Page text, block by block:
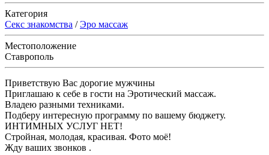
Категория
Секс знакомства /Эро массаж
Местоположение
Ставрополь
Приветствую Вас дорогие мужчины
Приглашаю к себе в гости на Эротический массаж.
Владею разными техниками.
Подберу интересную программу по вашему бюджету.
ИНТИМНЫХ УСЛУГ НЕТ!
Стройная, молодая, красивая. Фото моë!
Жду ваших звонков .